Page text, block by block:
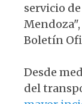
servicio
Boletín
Desde
del